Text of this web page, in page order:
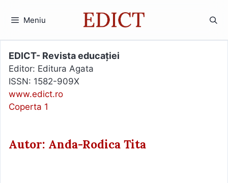
Meniu
EDICT- Revista educației
Editor: Editura Agata
ISSN: 1582-909X
www.edict.ro
Coperta 1
Autor: Anda-Rodica Tita